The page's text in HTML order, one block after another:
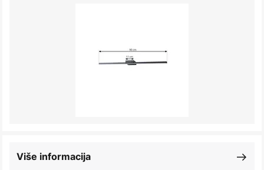
Više informacija